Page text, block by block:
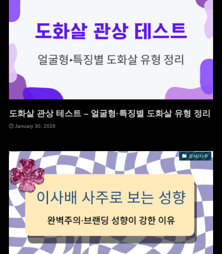
도화살 관상 테스트 – 얼굴형·특징별 도화살 유형 정리
January 30, 2026
운세/사주